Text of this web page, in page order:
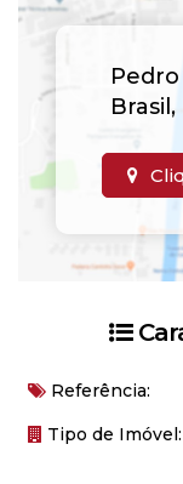
Brasil ,
Referência:
Tipo de Imóvel: